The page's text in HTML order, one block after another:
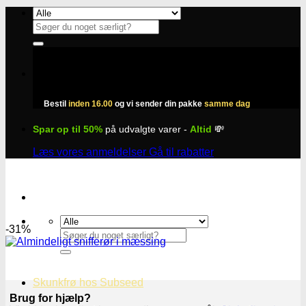
Fortsæt
indhold
Søg
efter:
Bestil inden 16.00 og vi sender din pakke samme dag
Spar op til 50% på udvalgte varer - Altid 💸
Læs vores anmeldelser Gå til rabatter
Søg
efter:
Skunkfrø hos Subseed
-31%
Brug for hjælp?